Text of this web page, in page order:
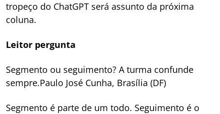
tropeço do ChatGPT será assunto da próxima
coluna.
Leitor pergunta
Segmento ou seguimento? A turma confunde
sempre.Paulo José Cunha, Brasília (DF)
Segmento é parte de um todo. Seguimento é o